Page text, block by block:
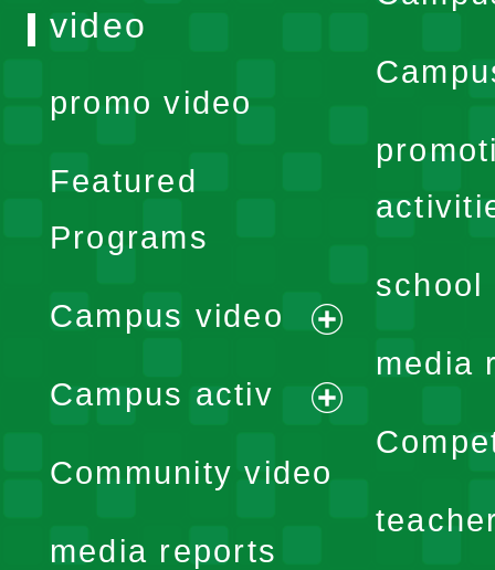
school
media
video
promo video
Featured
Programs
Campus video
expand
menu
Campus activ
expand
Community video
media reports